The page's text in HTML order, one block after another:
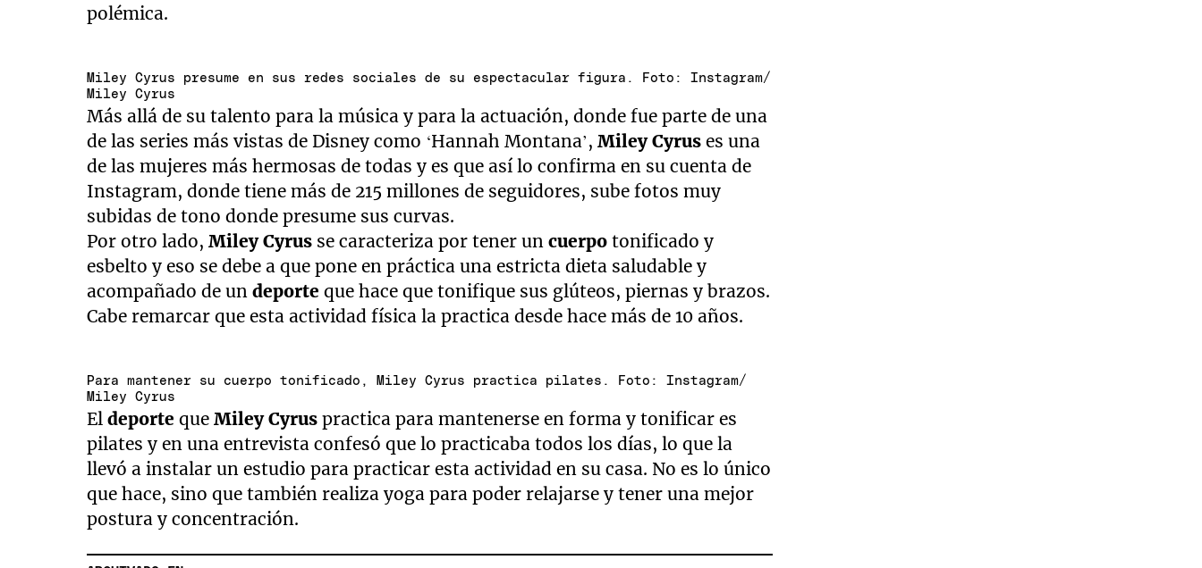
polémica.
Miley Cyrus presume en sus redes sociales de su espectacular figura. Foto: Instagram/
Miley Cyrus
Más allá de su talento para la música y para la actuación, donde fue parte de una
de las series más vistas de Disney como ‘Hannah Montana’,Miley Cyruses una
de las mujeres más hermosas de todas y es que así lo confirma en su cuenta de
Instagram, donde tiene más de 215 millones de seguidores, sube fotos muy
subidas de tono donde presume sus curvas.
Por otro lado,Miley Cyrus se caracteriza por tener uncuerpo tonificado y
esbelto y eso se debe a que pone en práctica una estricta dieta saludable y
acompañado de undeporte que hace que tonifique sus glúteos, piernas y brazos.
Cabe remarcar que esta actividad física la practica desde hace más de 10 años.
Para mantener su cuerpo tonificado, Miley Cyrus practica pilates. Foto: Instagram/
Miley Cyrus
Eldeporte queMiley Cyrus practica para mantenerse en forma y tonificar es
pilates y en una entrevista confesó que lo practicaba todos los días, lo que la
llevó a instalar un estudio para practicar esta actividad en su casa. No es lo único
que hace, sino que también realiza yoga para poder relajarse y tener una mejor
postura y concentración.